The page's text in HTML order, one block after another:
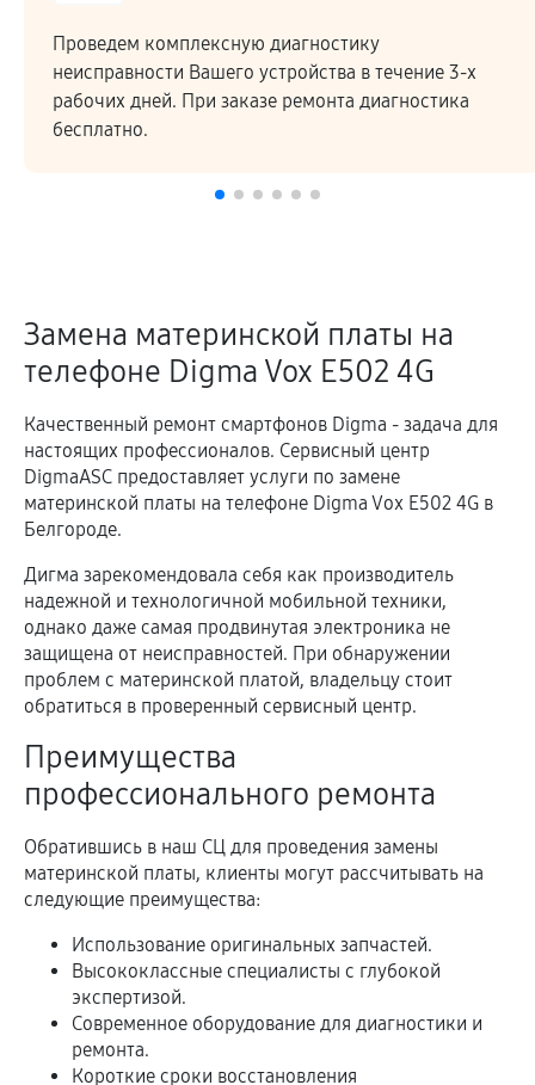
Проведем комплексную диагностику
неисправности Вашего устройства в течение 3-х
рабочих дней. При заказе ремонта диагностика
бесплатно.
Замена материнской платы на
телефоне Digma Vox E502 4G
Качественный ремонт смартфонов Digma - задача для
настоящих профессионалов. Сервисный центр
DigmaASC предоставляет услуги по замене
материнской платы на телефоне Digma Vox E502 4G в
Белгороде.
Дигма зарекомендовала себя как производитель
надежной и технологичной мобильной техники,
однако даже самая продвинутая электроника не
защищена от неисправностей. При обнаружении
проблем с материнской платой, владельцу стоит
обратиться в проверенный сервисный центр.
Преимущества
профессионального ремонта
Обратившись в наш СЦ для проведения замены
материнской платы, клиенты могут рассчитывать на
следующие преимущества:
Использование оригинальных запчастей.
Высококлассные специалисты с глубокой
экспертизой.
Современное оборудование для диагностики и
ремонта.
Короткие сроки восстановления